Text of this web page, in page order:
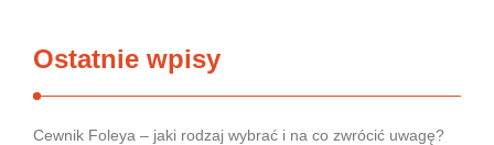
Ostatnie wpisy
Cewnik Foleya – jaki rodzaj wybrać i na co zwrócić uwagę?